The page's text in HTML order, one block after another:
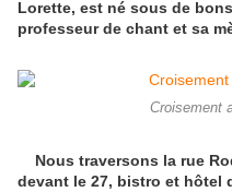
Lorette, est né sous de
professeur de chant et sa
Croisement
Nous traversons la rue
devant le 27, bistro et hôtel